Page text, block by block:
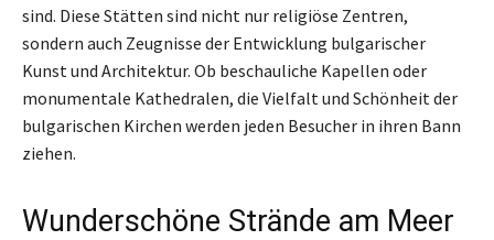
sind. Diese Stätten sind nicht nur religiöse Zentren,
sondern auch Zeugnisse der Entwicklung bulgarischer
Kunst und Architektur. Ob beschauliche Kapellen oder
monumentale Kathedralen, die Vielfalt und Schönheit der
bulgarischen Kirchen werden jeden Besucher in ihren Bann
ziehen.
Wunderschöne Strände am Meer